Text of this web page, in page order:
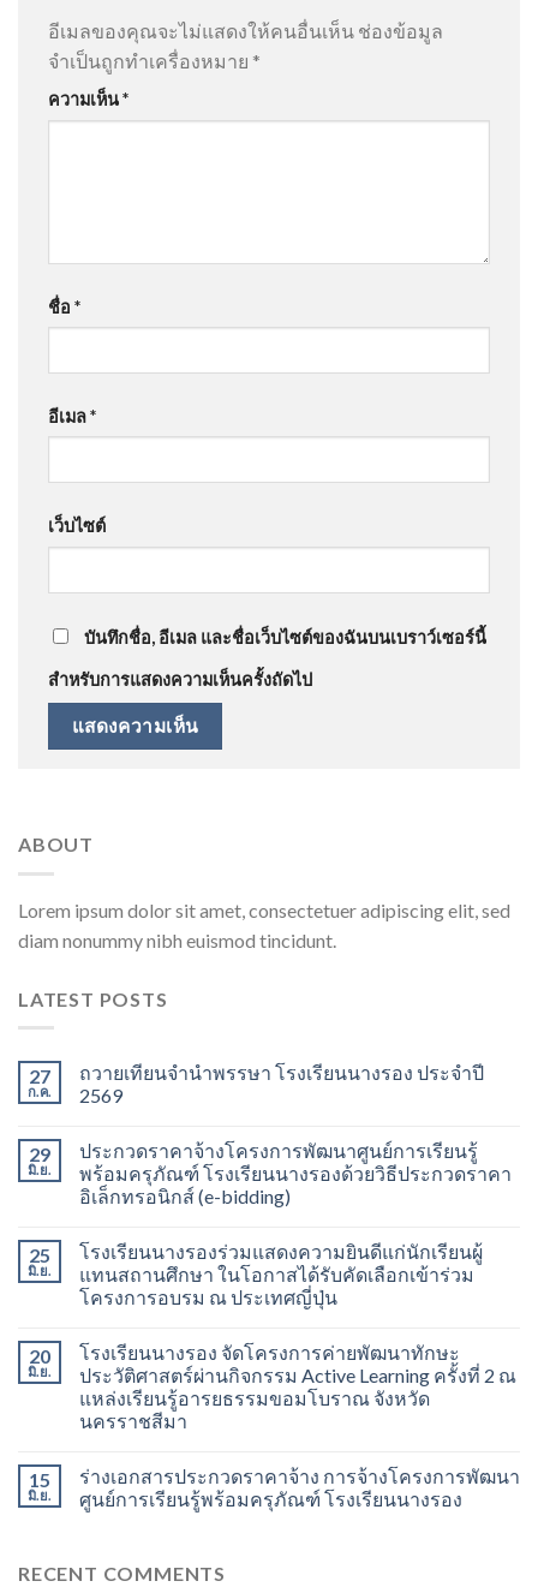
อีเมลของคุณจะไม่แสดงให้คนอื่นเห็น ช่องข้อมูล
จำเป็นถูกทำเครื่องหมาย *
ความเห็น*
ชื่อ *
อีเมล*
เว็บไซต์
บันทึกชื่อ, อีเมล และชื่อเว็บไซต์ของฉันบนเบราว์เซอร์นี้
สำหรับการแสดงความเห็นครั้งถัดไป
ABOUT
Lorem ipsum dolor sit amet, consectetuer adipiscing elit, sed
diam nonummy nibh euismod tincidunt.
LATEST POSTS
27
ก.ค.
ถวายเทียนจำนำพรรษา โรงเรียนนางรอง ประจำปี
2569
29
มิ.ย.
ประกวดราคาจ้างโครงการพัฒนาศูนย์การเรียนรู้
พร้อมครุภัณฑ์ โรงเรียนนางรองด้วยวิธีประกวดราคา
อิเล็กทรอนิกส์ (e-bidding)
25
มิ.ย.
โรงเรียนนางรองร่วมแสดงความยินดีแก่นักเรียนผู้
แทนสถานศึกษา ในโอกาสได้รับคัดเลือกเข้าร่วม
โครงการอบรม ณ ประเทศญี่ปุ่น
20
มิ.ย.
โรงเรียนนางรอง จัดโครงการค่ายพัฒนาทักษะ
ประวัติศาสตร์ผ่านกิจกรรม Active Learning ครั้งที่ 2 ณ
แหล่งเรียนรู้อารยธรรมขอมโบราณ จังหวัด
นครราชสีมา
15
มิ.ย.
ร่างเอกสารประกวดราคาจ้าง การจ้างโครงการพัฒนา
ศูนย์การเรียนรู้พร้อมครุภัณฑ์ โรงเรียนนางรอง
RECENT COMMENTS